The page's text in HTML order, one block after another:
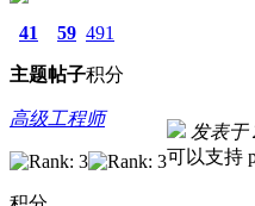
41
主题
59
帖子
491
积分
高级工程师
发表于
可以支持